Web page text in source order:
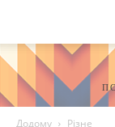
Додому Різне